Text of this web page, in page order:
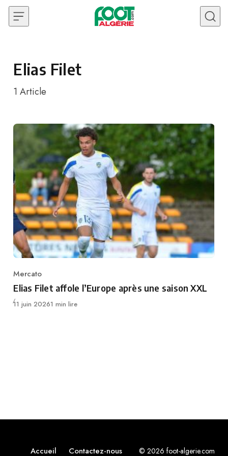
Skip to content
Elias Filet
1 Article
Category
Mercato
Elias Filet affole l’Europe après une saison XXL
Publié
11 juin 20261 min lire
Accueil Contactez-nous © 2026 foot-algerie.com